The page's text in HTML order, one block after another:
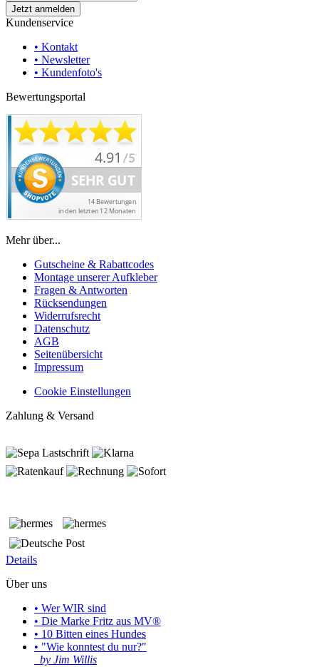
Kundenservice
• Kontakt
• Newsletter
• Kundenfoto's
Bewertungsportal
Mehr über...
Gutscheine & Rabattcodes
Montage unserer Aufkleber
Fragen & Antworten
Rücksendungen
Widerrufsrecht
Datenschutz
AGB
Seitenübersicht
Impressum
Cookie Einstellungen
Zahlung & Versand
Details
Über uns
• Wer WIR sind
• Die Marke Fritz aus MV®
• 10 Bitten eines Hundes
• "Wie konntest du nur?"
by Jim Willis